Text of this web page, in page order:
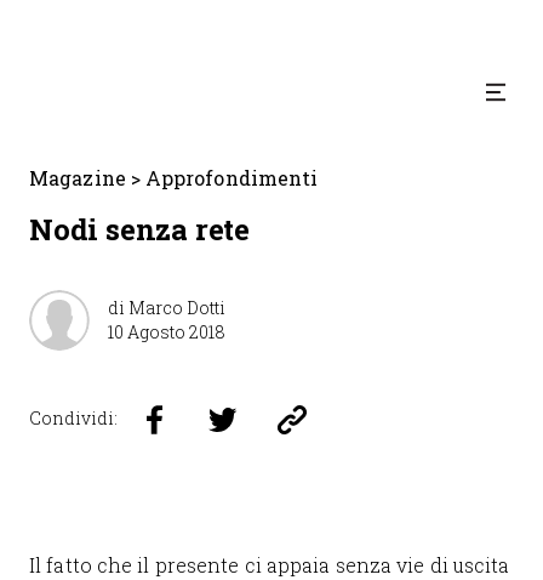
Magazine > Approfondimenti
Nodi senza rete
di Marco Dotti
10 Agosto 2018
Condividi:
Il fatto che il presente ci appaia senza vie di uscita